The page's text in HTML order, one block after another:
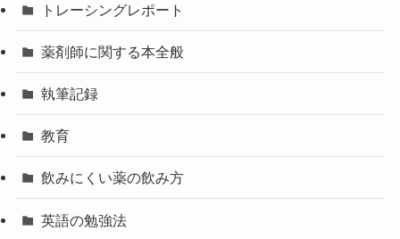
トレーシングレポート
薬剤師に関する本全般
執筆記録
教育
飲みにくい薬の飲み方
英語の勉強法